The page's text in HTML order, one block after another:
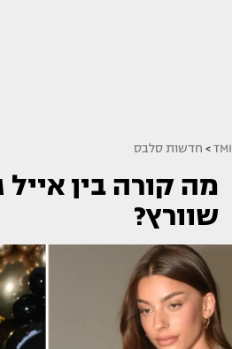
TMI
> חדשות סלבס
מה קורה בין אייל
שוורץ?